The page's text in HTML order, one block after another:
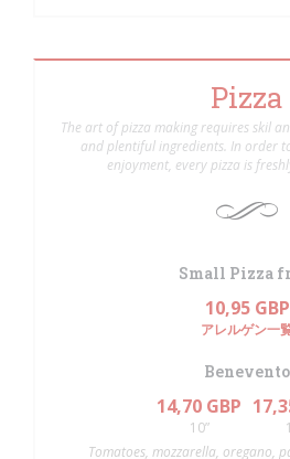
Pizza
The art of pizza making requires skil
and plentiful ingredients. In order
enjoyment, every pizza is
Small Pizza
10,95 GBP
アレルゲン一
Benevento
14,70 GBP
10”
Tomatoes, mozzarella, oregano,